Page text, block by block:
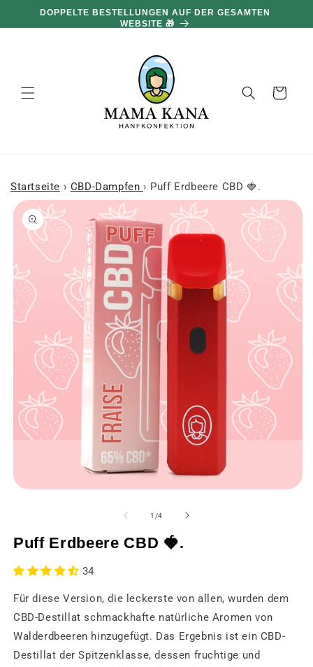
und zumDOPPELTE BESTELLUNGEN AUF DER GESAMTEN
WEBSITE 🎁
Warenkorb
Startseite › CBD-Dampfen › Puff Erdbeere CBD 🍓.
modalen
Fenster
1 /von
4
Puff Erdbeere CBD 🍓.
34
Für diese Version, die leckerste von allen, wurden dem
CBD-Destillat schmackhafte natürliche Aromen von
Walderdbeeren hinzugefügt. Das Ergebnis ist ein CBD-
Destillat der Spitzenklasse, dessen fruchtige und